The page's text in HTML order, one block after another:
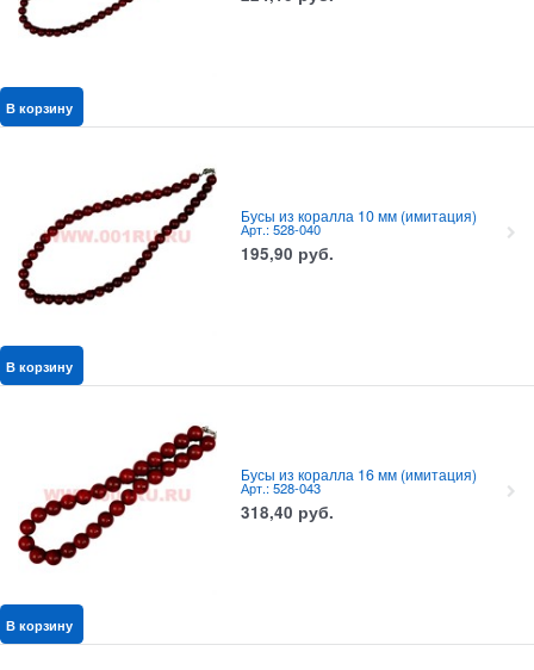
В корзину
Бусы из коралла 10 мм (имитация)
Арт.: 528-040
195,90 руб.
В корзину
Бусы из коралла 16 мм (имитация)
Арт.: 528-043
318,40 руб.
В корзину